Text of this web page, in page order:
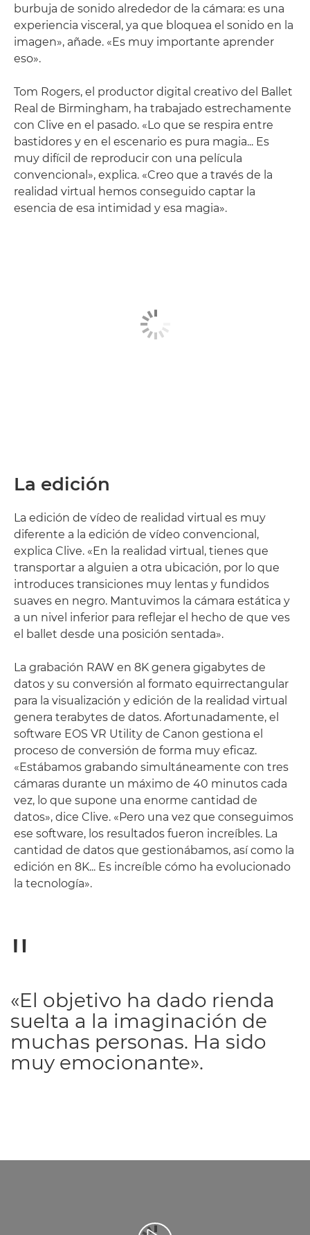
burbuja de sonido alrededor de la cámara: es una
experiencia visceral, ya que bloquea el sonido en la
imagen», añade. «Es muy importante aprender
eso».
Tom Rogers, el productor digital creativo del Ballet
Real de Birmingham, ha trabajado estrechamente
con Clive en el pasado. «Lo que se respira entre
bastidores y en el escenario es pura magia... Es
muy difícil de reproducir con una película
convencional», explica. «Creo que a través de la
realidad virtual hemos conseguido captar la
esencia de esa intimidad y esa magia».
La edición
La edición de vídeo de realidad virtual es muy
diferente a la edición de vídeo convencional,
explica Clive. «En la realidad virtual, tienes que
transportar a alguien a otra ubicación, por lo que
introduces transiciones muy lentas y fundidos
suaves en negro. Mantuvimos la cámara estática y
a un nivel inferior para reflejar el hecho de que ves
el ballet desde una posición sentada».
La grabación RAW en 8K genera gigabytes de
datos y su conversión al formato equirrectangular
para la visualización y edición de la realidad virtual
genera terabytes de datos. Afortunadamente, el
software EOS VR Utility de Canon gestiona el
proceso de conversión de forma muy eficaz.
«Estábamos grabando simultáneamente con tres
cámaras durante un máximo de 40 minutos cada
vez, lo que supone una enorme cantidad de
datos», dice Clive. «Pero una vez que conseguimos
ese software, los resultados fueron increíbles. La
cantidad de datos que gestionábamos, así como la
edición en 8K... Es increíble cómo ha evolucionado
la tecnología».
«El objetivo ha dado rienda
suelta a la imaginación de
muchas personas. Ha sido
muy emocionante».